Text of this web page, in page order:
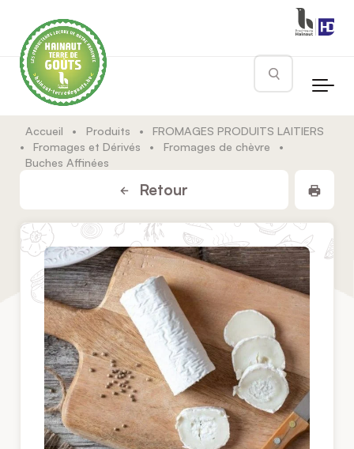
Rechercher
Accueil • Produits •
FROMAGES PRODUITS LAITIERS
•
Fromages et Dérivés • Fromages de chèvre
•
Buches Affinées
Retour